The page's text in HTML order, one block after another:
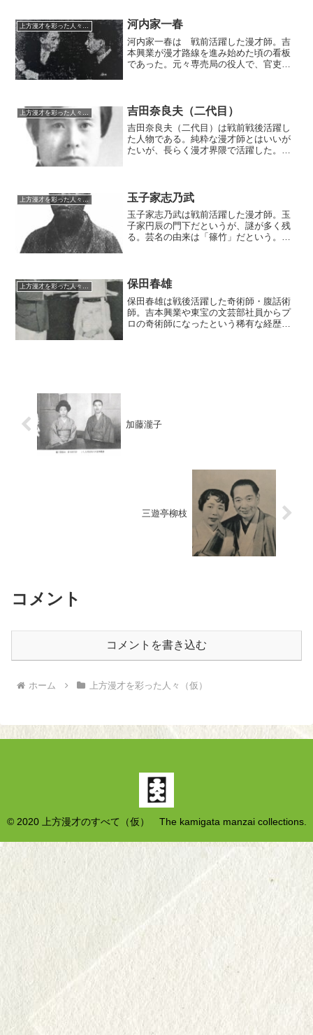
た。津多子は貫禄のある歌声と特徴的な
「細目」で人気があった。
上方漫才を彩った人々（仮） 河内家一春
河内家一春は 戦前活躍した漫才師。吉
本興業が漫才路線を進み始めた頃の看板
であった。元々専売局の役人で、官吏と
才師でもある。
上方漫才を彩った人々（仮） 吉田奈良夫（二代目）
吉田奈良夫（二代目）は戦前戦後活躍し
た人物である。純粋な漫才師とはいいが
たいが、長らく漫才界隈で活躍した。三
をした。
上方漫才を彩った人々（仮） 玉子家志乃武
玉子家志乃武は戦前活躍した漫才師。玉
子家円辰の門下だというが、謎が多く残
る。芸名の由来は「篠竹」だという。山
など、相応の人気と実力を示したが、漫
才ブームを目前に夭折をした。
上方漫才を彩った人々（仮） 保田春雄
保田春雄は戦後活躍した奇術師・腹話術
師。吉本興業や東宝の文芸部社員からプ
ロの奇術師になったという稀有な経歴の
加藤瀧子
三遊亭柳枝
コメント
コメントを書き込む
ホーム 上方漫才を彩った人々（仮）
© 2020 上方漫才のすべて（仮） The kamigata manzai collections.